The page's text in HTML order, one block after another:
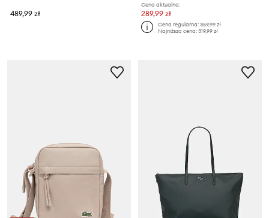
489,99 zł
Cena aktualna:
289,99 zł
Cena regularna:359,99 zł
Najniższa cena:319,99 zł